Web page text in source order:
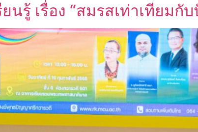
นรู้ เรื่อง “สมรสเท่าเทียม